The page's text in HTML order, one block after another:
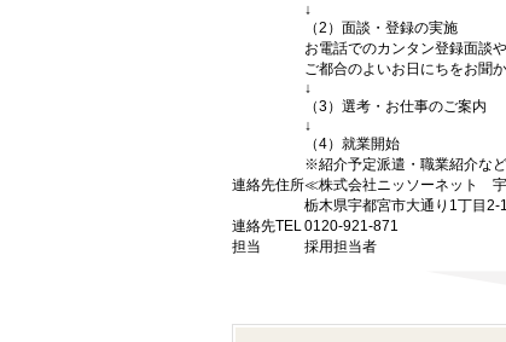
↓
（2）面談・登録の実施
お電話でのカンタン登録面談
ご都合のよいお日にちをお聞か
↓
（3）選考・お仕事のご案内
↓
（4）就業開始
※紹介予定派遣・職業紹介な
連絡先住所≪株式会社ニッソーネット
栃木県宇都宮市大通り1丁目2-
連絡先TEL0120-921-871
担当
採用担当者